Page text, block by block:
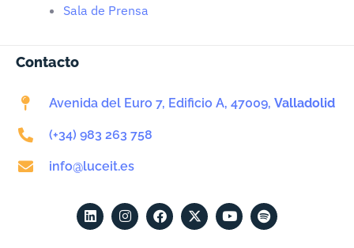
Sala de Prensa
Contacto
Avenida del Euro 7, Edificio A, 47009, Valladolid
(+34) 983 263 758
info@luceit.es